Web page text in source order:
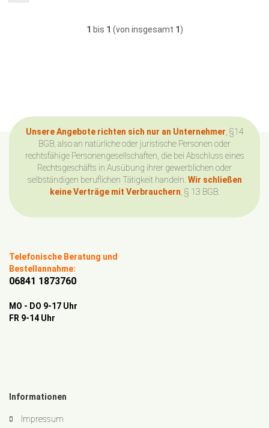
1 bis 1 (von insgesamt 1 )
Unsere Angebote richten sich nur an Unternehmer , §14
BGB, also an natürliche oder juristische Personen oder
rechtsfähige Personengesellschaften, die bei Abschluss eines
Rechtsgeschäfts in Ausübung ihrer gewerblichen oder
selbständigen beruflichen Tätigkeit handeln. Wir schließen
keine Verträge mit Verbrauchern , § 13 BGB.
Telefonische Beratung und
Bestellannahme:
06841 1873760
MO - DO 9-17 Uhr
FR 9-14 Uhr
Informationen
Impressum